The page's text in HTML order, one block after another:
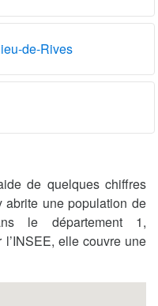
de-Rives
de quelques chiffres
une population de
le département 1,
elle couvre une